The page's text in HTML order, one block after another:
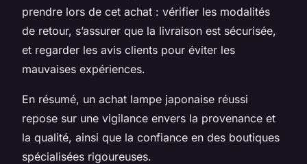
prendre lors de cet achat : vérifier les modalités
de retour, s’assurer que la livraison est sécurisée,
et regarder les avis clients pour éviter les
mauvaises expériences.
En résumé, un achat lampe japonaise réussi
repose sur une vigilance envers la provenance et
la qualité, ainsi que la confiance en des boutiques
spécialisées rigoureuses.